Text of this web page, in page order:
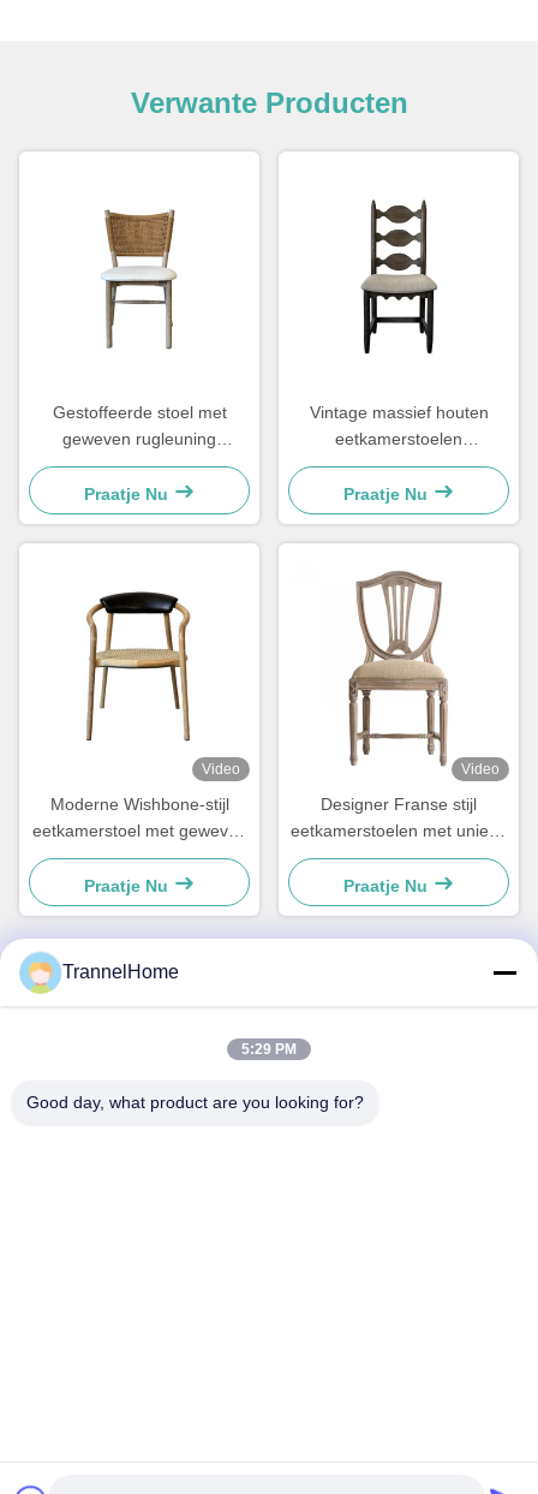
Verwante Producten
Gestoffeerde stoel met
geweven rugleuning
eetkamerstoel gemakkelijk
schoon te maken
comfortabel voor de
eetkamer
Praatje Nu
Vintage massief houten
eetkamerstoelen
48×57×105.5cm Zacht Met
Uitgesneden Ladderrug
Praatje Nu
Video
Moderne Wishbone-stijl
eetkamerstoel met geweven
zitting en leren rugleuning
Praatje Nu
Video
Designer Franse stijl
eetkamerstoelen met unieke
rugleuning en met linnen
beklede zitting
Praatje Nu
Kamer 209, Gebouw 6, Xingxingweg 8, Xingqiao Straat,
Copyright © 2025-2026 Hangzhou Trannelhome Co.,Ltd. . Alle
TrannelHome
5:29 PM
Good day, what product are you looking for?